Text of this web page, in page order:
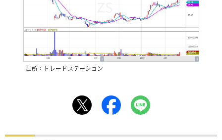
出所：トレードステーション